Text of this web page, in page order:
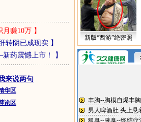
月赚10万】
转阴已成现实】
药震憾上市！ 】
来说两句
华区
论区
新版“西游”绝密照